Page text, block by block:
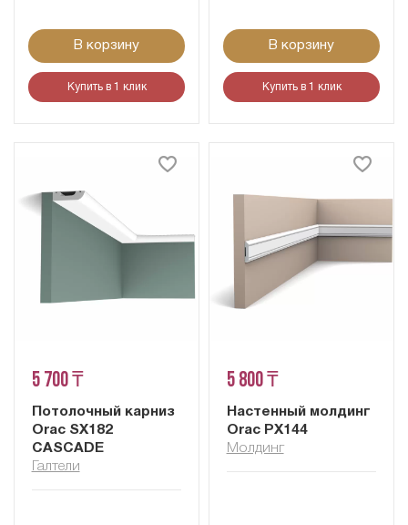
В корзину
Купить в 1 клик
В корзину
Купить в 1 клик
5 700 ₸
Потолочный карниз
Orac SX182
CASCADE
Галтели
5 800 ₸
Настенный молдинг
Orac PX144
Молдинг